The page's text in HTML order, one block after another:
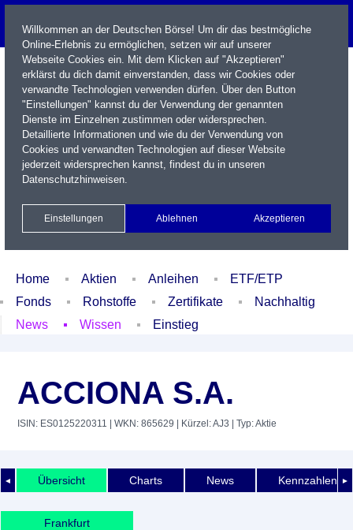
Name / WKN / ISIN / Kürzel
Xetra Realtime
Watchlist Portfolio Login
Home Aktien Anleihen
ETF/ETP
Fonds
Rohstoffe Zertifikate
Nachhaltig
News
Wissen Einstieg
ACCIONA S.A.
ISIN: ES0125220311 | WKN: 865629 | Kürzel: AJ3 | Typ: Aktie
◄ ►
Übersicht Charts News Kennzahlen
Frankfurt
Willkommen an der Deutschen Börse! Um dir das bestmögliche
Online-Erlebnis zu ermöglichen, setzen wir auf unserer
Webseite Cookies ein. Mit dem Klicken auf "Akzeptieren"
erklärst du dich damit einverstanden, dass wir Cookies oder
verwandte Technologien verwenden dürfen. Über den Button
"Einstellungen" kannst du der Verwendung der genannten
Dienste im Einzelnen zustimmen oder widersprechen.
Detaillierte Informationen und wie du der Verwendung von
Cookies und verwandten Technologien auf dieser Website
jederzeit widersprechen kannst, findest du in unseren
Datenschutzhinweisen.
Einstellungen Ablehnen Akzeptieren